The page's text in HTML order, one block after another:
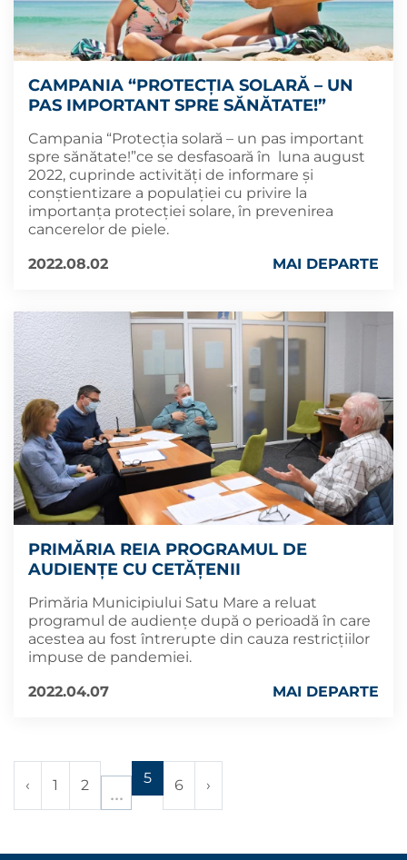
CAMPANIA “PROTECȚIA SOLARĂ – UN
PAS IMPORTANT SPRE SĂNĂTATE!”
Campania “Protecția solară – un pas important
spre sănătate!”ce se desfasoară în luna august
2022, cuprinde activităţi de informare şi
conştientizare a populaţiei cu privire la
importanța protecției solare, în prevenirea
cancerelor de piele.
2022.08.02
MAI DEPARTE
PRIMĂRIA REIA PROGRAMUL DE
AUDIENȚE CU CETĂȚENII
Primăria Municipiului Satu Mare a reluat
programul de audiențe după o perioadă în care
acestea au fost întrerupte din cauza restricțiilor
impuse de pandemiei.
2022.04.07
MAI DEPARTE
‹ 1 2 5 6 ›